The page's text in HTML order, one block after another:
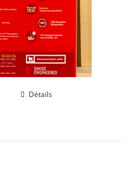
Détails